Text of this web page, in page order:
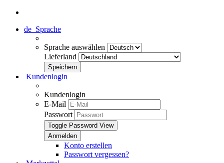
de Sprache
Sprache auswählen
Lieferland
Kundenlogin
Kundenlogin
E-Mail
Passwort
Toggle Password View
Konto erstellen
Passwort vergessen?